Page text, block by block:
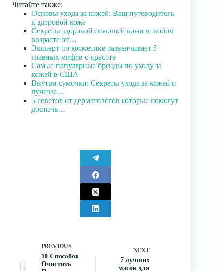
Читайте также:
Основы ухода за кожей: Ваш путеводитель
к здоровой коже
Секреты здоровой сияющей кожи в любом
возрасте от…
Эксперт по косметике развенчивает 5
главных мифов о красоте
Самые популярные бренды по уходу за
кожей в США
Внутри сумочки: Секреты ухода за кожей и
лучшие…
5 советов от дерматологов которые помогут
достичь…
PREVIOUS
10 Способов
Очистить
NEXT
7 лучших
масок для